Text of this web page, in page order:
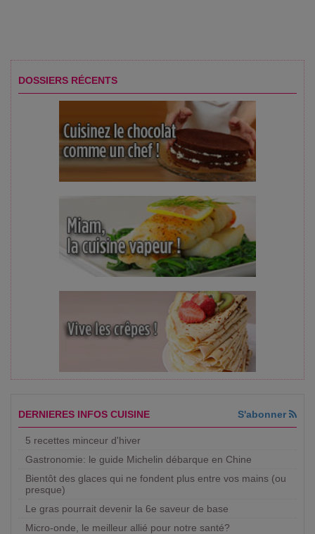
DOSSIERS RÉCENTS
DERNIERES INFOS CUISINE S'abonner
5 recettes minceur d'hiver
Gastronomie: le guide Michelin débarque en Chine
Bientôt des glaces qui ne fondent plus entre vos mains (ou
presque)
Le gras pourrait devenir la 6e saveur de base
Micro-onde, le meilleur allié pour notre santé?